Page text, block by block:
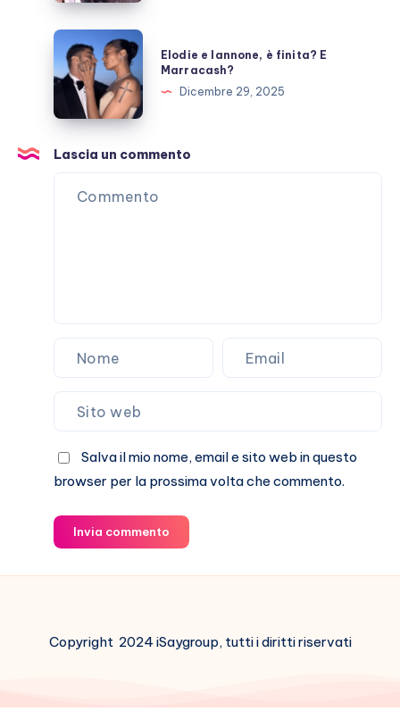
scritta
per
Laura
Pausini?
Elodie
e
Iannone,
finita?
E
Marracash?
Elodie e Iannone, è finita? E
Marracash?
Dicembre 29, 2025
Lascia un commento
Salva il mio nome, email e sito web in questo
browser per la prossima volta che commento.
Invia commento
Copyright 2024 iSaygroup, tutti i diritti riservati